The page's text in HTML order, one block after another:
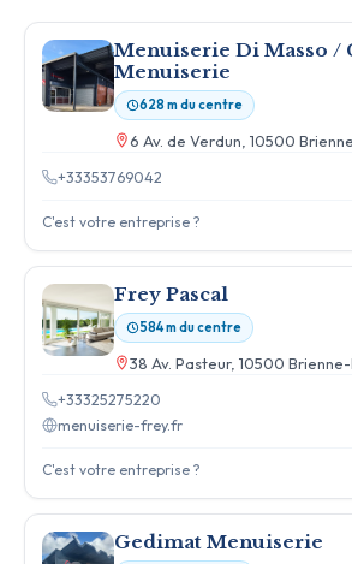
Menuiserie Di Masso /
Menuiserie
628 m du centre
6 Av. de Verdun, 10500
+33353769042
C'est votre entreprise ?
Frey Pascal
584 m du centre
38 Av. Pasteur, 10500
+33325275220
menuiserie-frey.fr
C'est votre entreprise ?
Gedimat Menuiserie